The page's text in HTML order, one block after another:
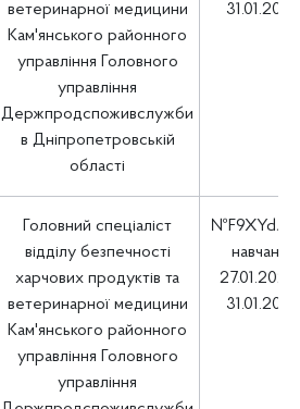
ветеринарної медицини
Кам'янського районного
управління Головного
управління
Держпродспоживслужби
в Дніпропетровській
області
31.01.2025
Головний спеціаліст
відділу безпечності
харчових продуктів та
ветеринарної медицини
Кам'янського районного
управління Головного
управління
навчання
27.01.2025
31.01.2025